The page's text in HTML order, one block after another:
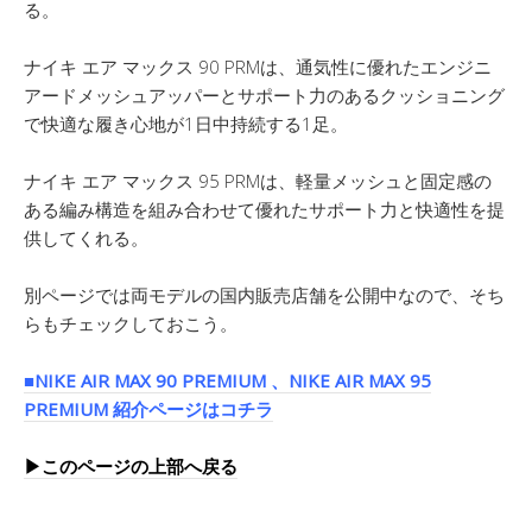
る。
ナイキ エア マックス 90 PRMは、通気性に優れたエンジニ
アードメッシュアッパーとサポート力のあるクッショニング
で快適な履き心地が1日中持続する1足。
ナイキ エア マックス 95 PRMは、軽量メッシュと固定感の
ある編み構造を組み合わせて優れたサポート力と快適性を提
供してくれる。
別ページでは両モデルの国内販売店舗を公開中なので、そち
らもチェックしておこう。
■NIKE AIR MAX 90 PREMIUM 、NIKE AIR MAX 95
PREMIUM 紹介ページはコチラ
▶︎このページの上部へ戻る